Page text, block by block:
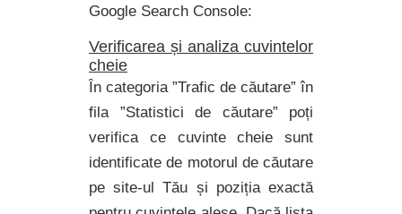
Google Search Console:
Verificarea și analiza cuvintelor
cheie
În categoria ”Trafic de căutare” în
fila ”Statistici de căutare” poți
verifica ce cuvinte cheie sunt
identificate de motorul de căutare
pe site-ul Tău și poziția exactă